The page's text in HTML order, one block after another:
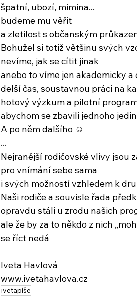
špatní, ubozí, mimina...
budeme mu věřit
a zletilost s občanským
Bohužel si totiž většinu svých
nevíme, jak se cítit jinak
anebo to víme jen akademicky a
delší čas, soustavnou práci na
hotový výzkum a pilotní
abychom se zbavili jednoho
A po něm dalšího ☺
...
Nejranější rodičovské vlivy jsou
pro vnímání sebe sama
i svých možností vzhledem k
Naši rodiče a souvisle řada
opravdu stáli u zrodu našich
ale že by za to někdo z nich
se říct nedá
Iveta Havlová
www.ivetahavlova.cz
ivetapíše